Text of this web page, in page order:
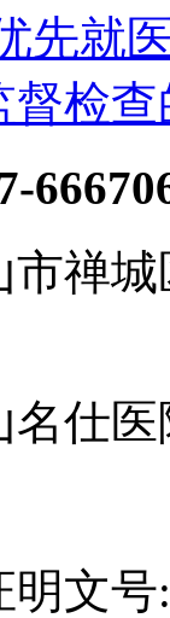
先就
检
市禅
名仕
文